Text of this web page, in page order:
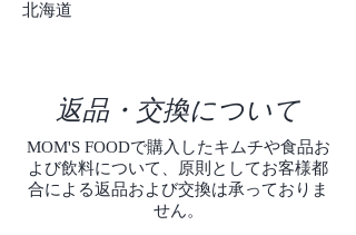
北海道
返品・交換について
MOM'S FOODで購入したキムチや食品お
よび飲料について、原則としてお客様都
合による返品および交換は承っておりま
せん。